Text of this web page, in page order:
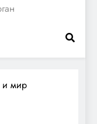
и мир